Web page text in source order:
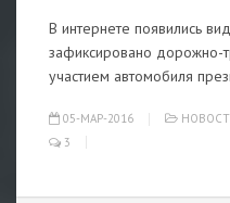
В интернете появились
зафиксировано дорожно-
участием автомобиля
05-МАР-2016
3